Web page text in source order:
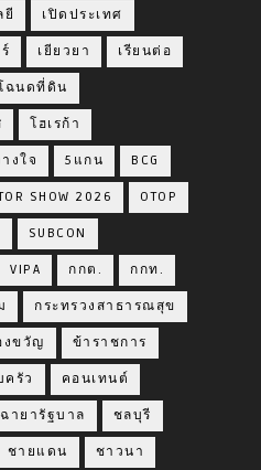
ยี เปิดประเทศ
เยียวยา เรียนต่อ
ฉนดที่ดิน
โฮเรก้า
งใจ 5แกน BCG
SHOW 2026 OTOP
SUBCON
VIPA กกต. กกท.
กระทรวงสาธารณสุข
งขวัญ ข้าราชการ
ครัว คอนเทนต์
ฉายารัฐบาล ชลบุรี
ชายแดน ชาวนา